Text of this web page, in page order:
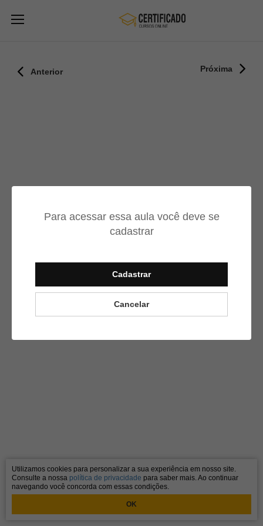
Para acessar essa aula você deve se
cadastrar
Cadastrar
Cancelar
Anterior Próxima
Utilizamos cookies para personalizar a sua experiência em nosso site.
Consulte a nossa política de privacidade para saber mais. Ao continuar
navegando você concorda com essas condições.
OK